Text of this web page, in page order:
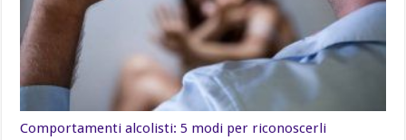
Comportamenti alcolisti: 5 modi per riconoscerli